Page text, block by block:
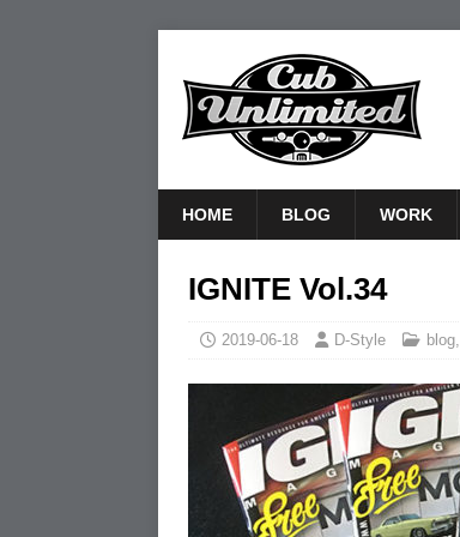
HOME BLOG WORK
IGNITE Vol.34
2019-06-18 D-Style blog,